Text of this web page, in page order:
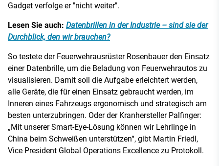
Gadget verfolge er "nicht weiter".
Lesen Sie auch: Datenbrillen in der Industrie – sind sie der
Durchblick, den wir brauchen?
So testete der Feuerwehrausrüster Rosenbauer den Einsatz
einer Datenbrille, um die Beladung von Feuerwehrautos zu
visualisieren. Damit soll die Aufgabe erleichtert werden,
alle Geräte, die für einen Einsatz gebraucht werden, im
Inneren eines Fahrzeugs ergonomisch und strategisch am
besten unterzubringen. Oder der Kranhersteller Palfinger:
„Mit unserer Smart-Eye-Lösung können wir Lehrlinge in
China beim Schweißen unterstützen“, gibt Martin Friedl,
Vice President Global Operations Excellence zu Protokoll.